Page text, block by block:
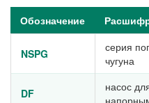
Обозначение
NSPG
серия
чугуна
DF
насос